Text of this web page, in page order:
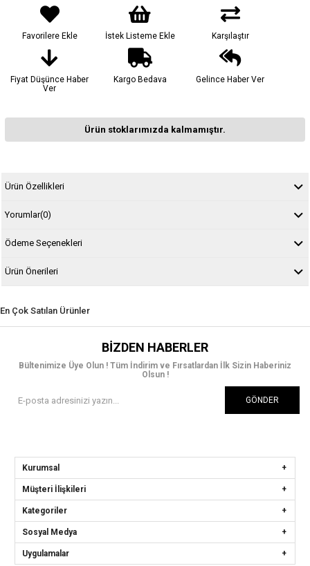
Favorilere Ekle İstek Listeme Ekle Karşılaştır
Fiyat Düşünce Haber
Ver
Kargo Bedava Gelince Haber Ver
Ürün stoklarımızda kalmamıştır.
Ürün Özellikleri
Yorumlar(0)
Ödeme Seçenekleri
Ürün Önerileri
En Çok Satılan Ürünler
BIZDEN HABERLER
Bültenimize Üye Olun ! Tüm İndirim ve Fırsatlardan İlk Sizin Haberiniz
Olsun !
GÖNDER
Kurumsal
Müşteri İlişkileri
Kategoriler
Sosyal Medya
Uygulamalar